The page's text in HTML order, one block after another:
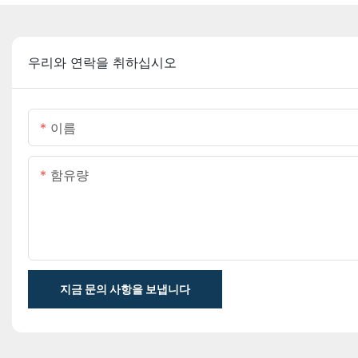
우리와 연락을 취하십시오
이름
함유량
지금 문의 사항을 보냅니다